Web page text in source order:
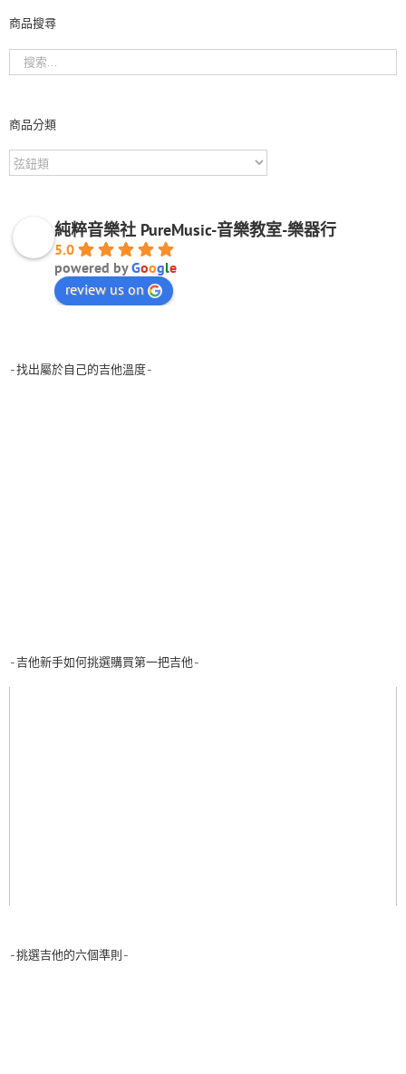
商品搜尋
商品分類
純粹音樂社 PureMusic-音樂教室-樂器行
5.0
powered byGoogle
review us on
-找出屬於自己的吉他溫度-
-吉他新手如何挑選購買第一把吉他-
-挑選吉他的六個準則-